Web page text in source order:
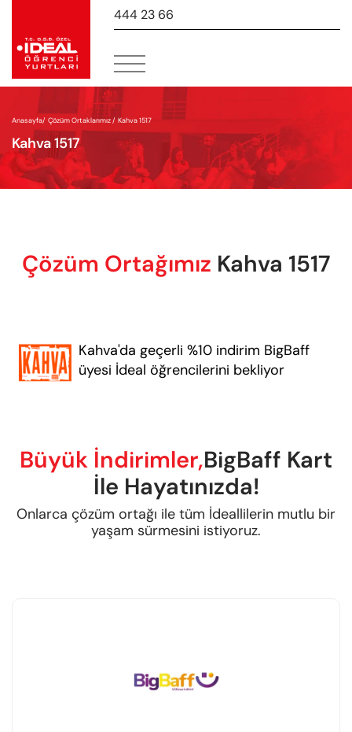
444 23 66
Anasayfa/ Çözüm Ortaklarımız / Kahva 1517
Kahva 1517
Çözüm Ortağımız Kahva 1517
Kahva'da geçerli %10 indirim BigBaff
üyesi İdeal öğrencilerini bekliyor
Büyük İndirimler,BigBaff Kart
İle Hayatınızda!
Onlarca çözüm ortağı ile tüm İdeallilerin mutlu bir
yaşam sürmesini istiyoruz.